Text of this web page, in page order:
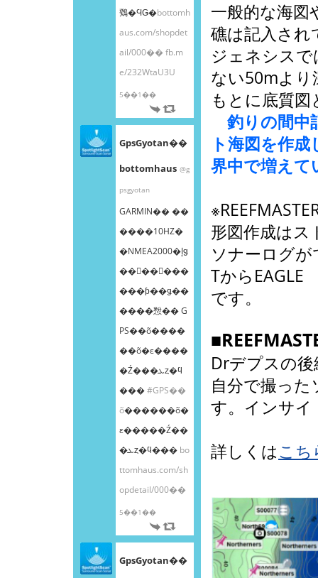
䳫�ϤǤ�bottomh
aus.com/shopdet
ail/000��fb.m
e/232WtaU3U
5��1��
GpsGyotan��
bottomhaus @g
psgyotan
GARMIN�� ��
����10HZ�
�NMEA2000�إǥ
��󥰥��󥵡���
���ƥ��ǥ��
����㥹�� G
PS��õ����
��õ�ε����
�Ź���ܥȥ�ϥ
���#GPS��
õ������õ�
ε�����Ź��
�ܥȥ�ϥ��� bo
ttomhaus.com/sh
opdetail/000��
5��1��
GpsGyotan��
一般的な海図
礁は記入され
ジェネシス
ない50mより
もとに底質
釣りの間中
ト海図を作
界中で増えて
形図作成は
ソナーログが
Tから
です。
Drデプスの
自分で撮っ
す。インサ
詳しくはこち